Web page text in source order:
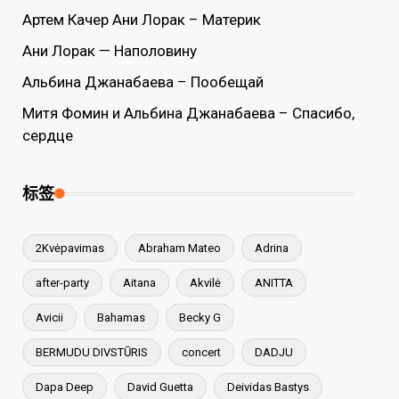
Артем Качер Ани Лорак – Материк
Ани Лорак — Наполовину
Альбина Джанабаева – Пообещай
Митя Фомин и Альбина Джанабаева – Спасибо,
сердце
标签
2Kvėpavimas Abraham Mateo Adrina
after-party Aitana Akvilė ANITTA
Avicii Bahamas Becky G
BERMUDU DIVSTŪRIS concert DADJU
Dapa Deep David Guetta Deividas Bastys